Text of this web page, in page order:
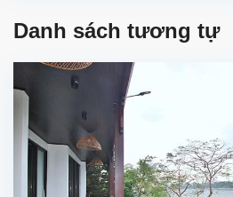
Danh sách tương tự